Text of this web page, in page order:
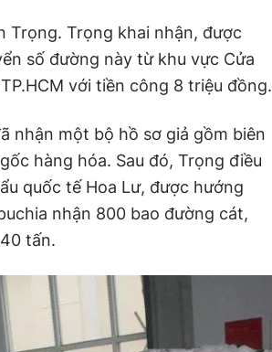
Trọng. Trọng khai nhận, được
số đường này từ khu vực Cửa
với tiền công 8 triệu đồng.
nhận một bộ hồ sơ giả gồm biên
hàng hóa. Sau đó, Trọng điều
quốc tế Hoa Lư, được hướng
nhận 800 bao đường cát,
tấn.